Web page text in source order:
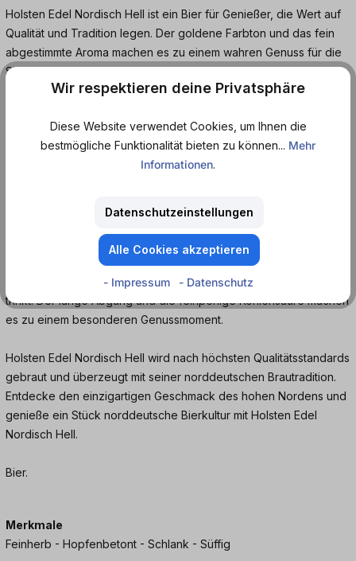
Holsten Edel Nordisch Hell ist ein Bier für Genießer, die Wert auf
Qualität und Tradition legen. Der goldene Farbton und das fein
abgestimmte Aroma machen es zu einem wahren Genuss für die
Sinne. Die leichte Malznote harmoniert perfekt mit der dezenten
Hopfenbittere und sorgt für ein ausgewogenes
Dieses norddeutsche Lagerbier eignet sich hervorragend als
Begleiter zu verschiedenen Anlässen. Ob beim Grillen mit
Entspannen nach einem langen Tag - Holsten Edel Nordisch Hell
Mit seinem angenehmen und erfrischenden Geschmack ist
Holsten Edel Nordisch Hell ein Bier, das man gerne immer wieder
trinkt. Der lange Abgang und die feinperlige Kohlensäure machen
es zu einem besonderen Genussmoment.
Holsten Edel Nordisch Hell wird nach höchsten Qualitätsstandards
gebraut und überzeugt mit seiner norddeutschen Brautradition.
Entdecke den einzigartigen Geschmack des hohen Nordens und
genieße ein Stück norddeutsche Bierkultur mit Holsten Edel
Nordisch Hell.
Bier.
Merkmale
Feinherb - Hopfenbetont - Schlank - Süffig
Wir respektieren deine Privatsphäre
Diese Website verwendet Cookies, um Ihnen die
bestmögliche Funktionalität bieten zu können... Mehr
Informationen.
Datenschutzeinstellungen
Alle Cookies akzeptieren
- Impressum - Datenschutz